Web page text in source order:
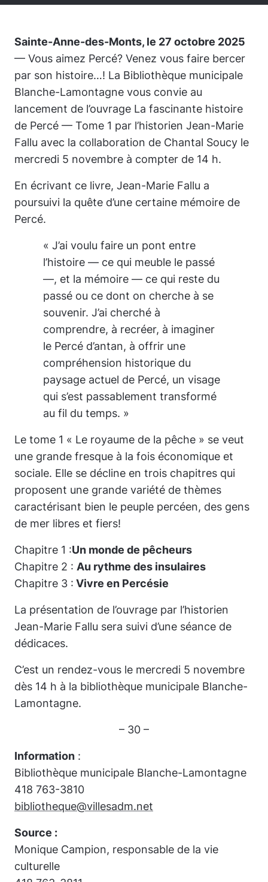
Sainte-Anne-des-Monts, le 27 octobre 2025
— Vous aimez Percé? Venez vous faire bercer
par son histoire…! La Bibliothèque municipale
Blanche-Lamontagne vous convie au
lancement de l’ouvrage La fascinante histoire
de Percé — Tome 1 par l’historien Jean-Marie
Fallu avec la collaboration de Chantal Soucy le
mercredi 5 novembre à compter de 14 h.
En écrivant ce livre, Jean-Marie Fallu a
poursuivi la quête d’une certaine mémoire de
Percé.
« J’ai voulu faire un pont entre
l’histoire — ce qui meuble le passé
—, et la mémoire — ce qui reste du
passé ou ce dont on cherche à se
souvenir. J’ai cherché à
comprendre, à recréer, à imaginer
le Percé d’antan, à offrir une
compréhension historique du
paysage actuel de Percé, un visage
qui s’est passablement transformé
au fil du temps. »
Le tome 1 « Le royaume de la pêche » se veut
une grande fresque à la fois économique et
sociale. Elle se décline en trois chapitres qui
proposent une grande variété de thèmes
caractérisant bien le peuple percéen, des gens
de mer libres et fiers!
Chapitre 1 :Un monde de pêcheurs
Chapitre 2 : Au rythme des insulaires
Chapitre 3 : Vivre en Percésie
La présentation de l’ouvrage par l’historien
Jean-Marie Fallu sera suivi d’une séance de
dédicaces.
C’est un rendez-vous le mercredi 5 novembre
dès 14 h à la bibliothèque municipale Blanche-
Lamontagne.
– 30 –
Information :
Bibliothèque municipale Blanche-Lamontagne
418 763-3810
bibliotheque@villesadm.net
Source :
Monique Campion, responsable de la vie
culturelle